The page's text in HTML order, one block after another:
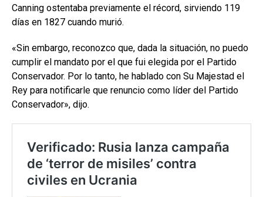
Canning ostentaba previamente el récord, sirviendo 119
días en 1827 cuando murió.
«Sin embargo, reconozco que, dada la situación, no puedo
cumplir el mandato por el que fui elegida por el Partido
Conservador. Por lo tanto, he hablado con Su Majestad el
Rey para notificarle que renuncio como líder del Partido
Conservador», dijo.